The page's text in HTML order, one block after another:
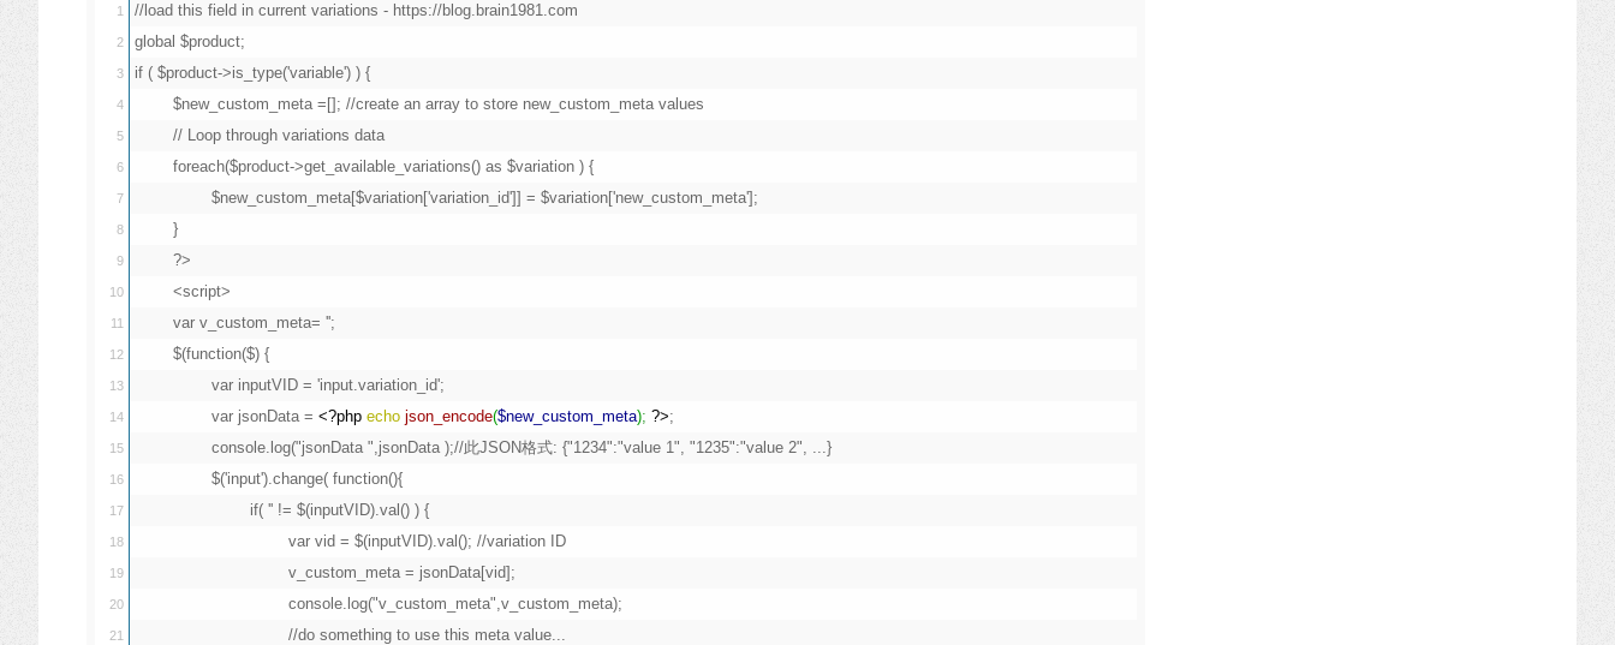
1
2
3
4
5
6
7
8
9
10
11
12
13
14
15
16
17
18
19
20
21
//load this field in current variations - https://blog.brain1981.com
global $product;
if ( $product->is_type('variable') ) {
		var jsonData =
<?php echo json_encode($new_custom_meta); ?>;